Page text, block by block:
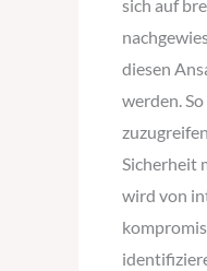
sich auf
diesen
werden.
Sicherheit
wird von